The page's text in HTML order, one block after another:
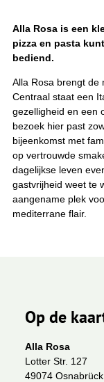
Alla Rosa is een
pizza en pasta
bediend.
Alla Rosa brengt de
Centraal staat een
gezelligheid en een
bezoek hier past
bijeenkomst met
op vertrouwde
dagelijkse leven
gastvrijheid weet te
aangename plek
mediterrane flair.
Op de
Alla Rosa
Lotter Str. 127
49074 Osnabrück